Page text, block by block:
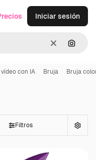
Borrar
Iniciar sesión
con IA Bruja Bruja
Filtros